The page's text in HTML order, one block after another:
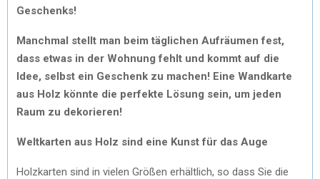
Geschenks!
Manchmal stellt man beim täglichen Aufräumen fest,
dass etwas in der Wohnung fehlt und kommt auf die
Idee, selbst ein Geschenk zu machen! Eine Wandkarte
aus Holz könnte die perfekte Lösung sein, um jeden
Raum zu dekorieren!
Weltkarten aus Holz sind eine Kunst für das Auge
Holzkarten sind in vielen Größen erhältlich, so dass Sie die